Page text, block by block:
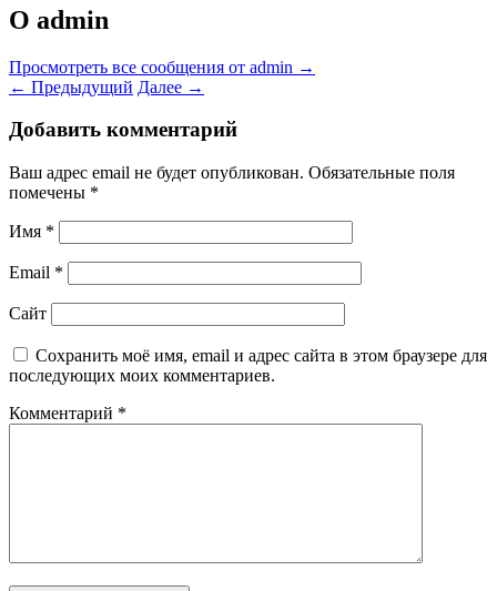
О admin
Просмотреть все сообщения от admin →
← Предыдущий Далее →
Добавить комментарий
Ваш адрес email не будет опубликован. Обязательные поля
помечены *
Имя *
Email *
Сайт
Сохранить моё имя, email и адрес сайта в этом браузере для
последующих моих комментариев.
Комментарий *